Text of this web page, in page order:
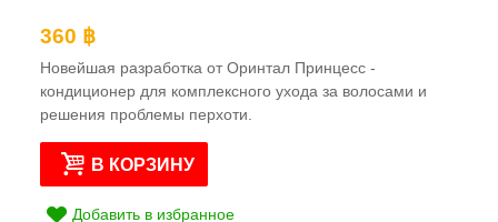
360 ฿
Новейшая разработка от Оринтал Принцесс -
кондиционер для комплексного ухода за волосами и
решения проблемы перхоти.
В КОРЗИНУ
Добавить в избранное